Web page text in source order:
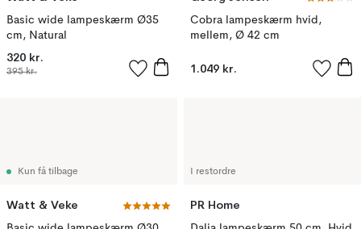
Basic wide lampeskærm Ø35
cm, Natural
320 kr.
395 kr.
Cobra lampeskærm hvid,
mellem, Ø 42 cm
1.049 kr.
Kun få tilbage
Watt & Veke
I restordre
PR Home